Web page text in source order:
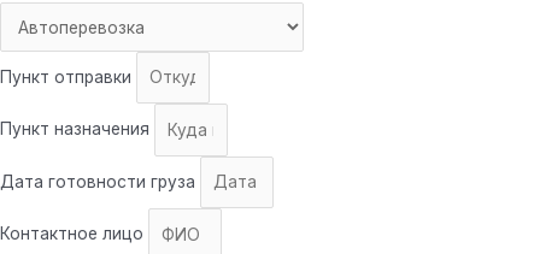
Пункт отправки
Пункт назначения
Дата готовности груза
Контактное лицо